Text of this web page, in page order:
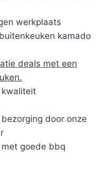
werkplaats
kamado
deals met een
kwaliteit
door onze
goede bbq